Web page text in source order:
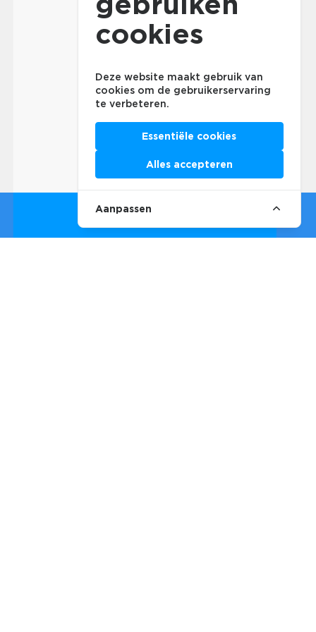
cookies
Deze website maakt gebruik van
cookies om de gebruikerservaring
te verbeteren.
Essentiële cookies
Alles accepteren
Aanpassen